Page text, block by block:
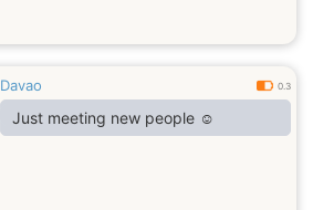
Davao 0.3
Just meeting new people ☺️